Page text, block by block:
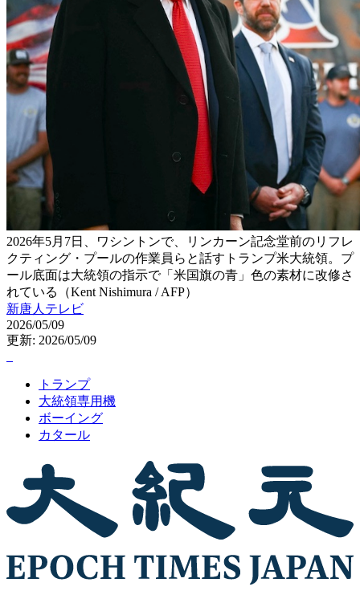
2026年5月7日、ワシントンで、リンカーン記念堂前のリフレ
クティング・プールの作業員らと話すトランプ米大統領。プ
ール底面は大統領の指示で「米国旗の青」色の素材に改修さ
れている（Kent Nishimura / AFP）
新唐人テレビ
2026/05/09
更新: 2026/05/09
トランプ
大統領専用機
ボーイング
カタール